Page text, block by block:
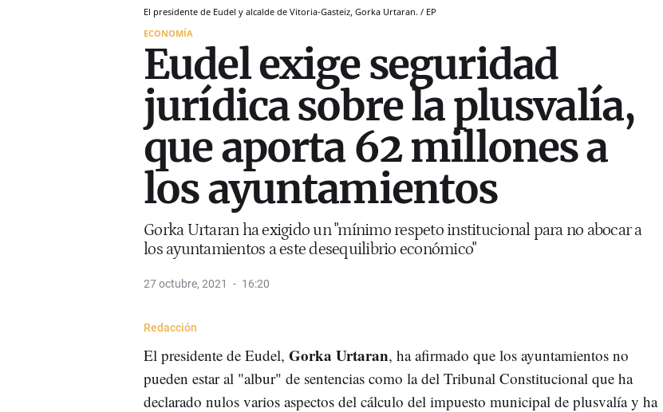
El presidente de Eudel y alcalde de Vitoria-Gasteiz, Gorka Urtaran. / EP
ECONOMÍA
Eudel exige seguridad
jurídica sobre la plusvalía,
que aporta 62 millones a
los ayuntamientos
Gorka Urtaran ha exigido un "mínimo respeto institucional para no abocar a
los ayuntamientos a este desequilibrio económico"
27 octubre, 2021 16:20
Redacción
El presidente de Eudel, Gorka Urtaran, ha afirmado que los ayuntamientos no
pueden estar al "albur" de sentencias como la del Tribunal Constitucional que ha
declarado nulos varios aspectos del cálculo del impuesto municipal de plusvalía y ha